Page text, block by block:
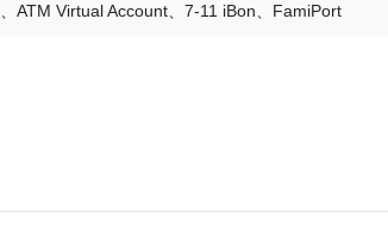
ATM Virtual Account 7-11 iBon FamiPort